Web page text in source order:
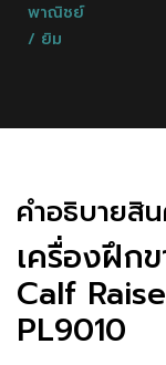
พาณิชย์
/ ยิม
คําอธิบายสิ
เครื่องฝึก
Calf
PL9010